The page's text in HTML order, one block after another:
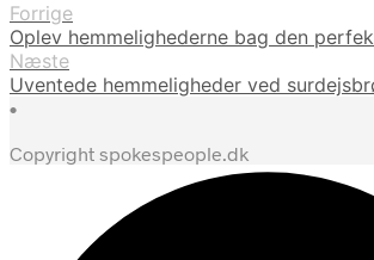
Forrige
Oplev hemmelighederne bag den
Næste
Uventede hemmeligheder ved
•
Copyright spokespeople.dk